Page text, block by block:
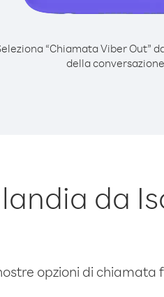
“Chiamata Viber Out”
della conversazione
da
opzioni di chiamata